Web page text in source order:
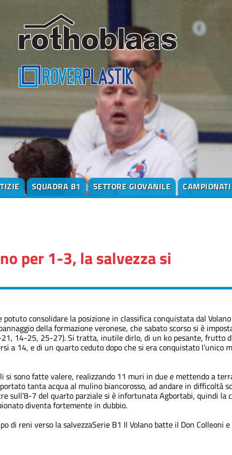
SQUADRA B1 SETTORE GIOVANILE CAMPIONATI
per 1-3, la salvezza si
consolidare la posizione in classifica conquistata dal
della formazione veronese, che sabato scorso si è
14-25, 25-27). Si tratta, inutile dirlo, di un ko pesante, frutto
a 14, e di un quarto ceduto dopo che si era conquistato l’unico
si sono fatte valere, realizzando 11 muri in due e mettendo a
tanta acqua al mulino biancorosso, ad andare in difficoltà
sull’8-7 del quarto parziale si è infortunata Agbortabi, quindi la
diventa fortemente in dubbio.
di reni verso la salvezzaSerie B1 Il Volano batte il Don Colleoni e